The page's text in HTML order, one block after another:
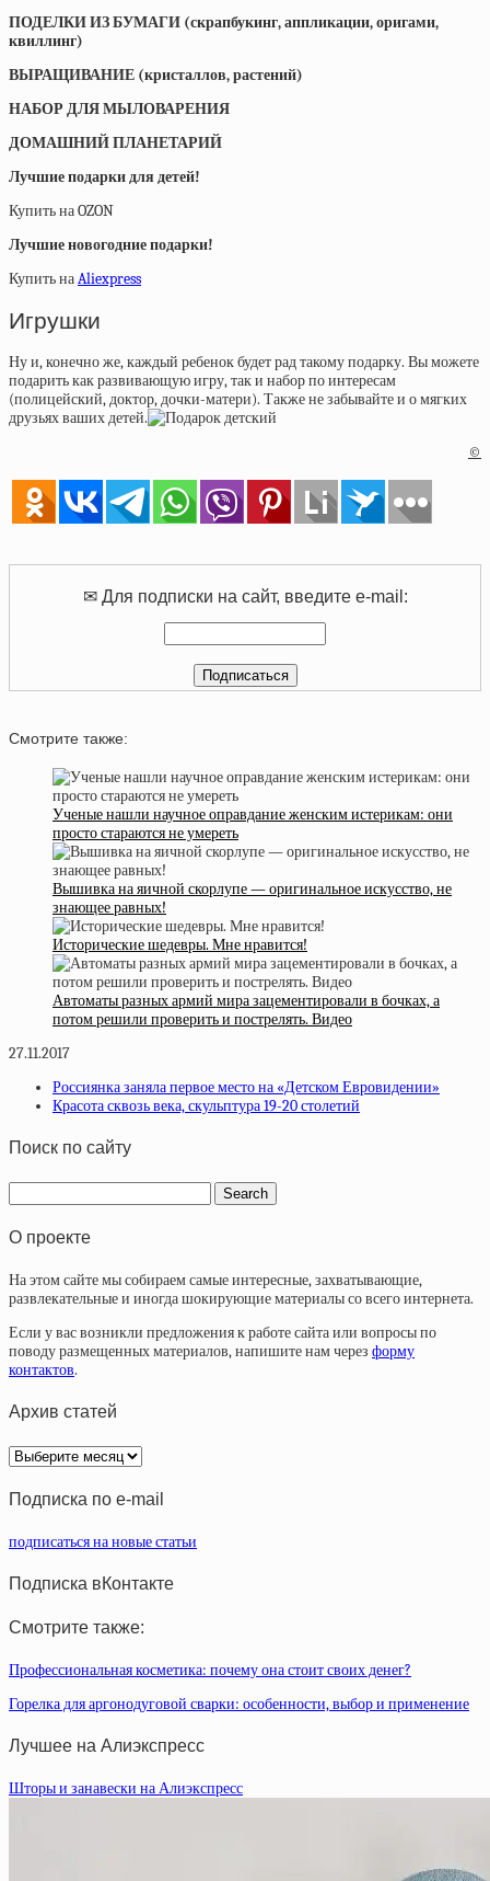
ПОДЕЛКИ ИЗ БУМАГИ (скрапбукинг, аппликации, оригами,
квиллинг)
ВЫРАЩИВАНИЕ (кристаллов, растений)
НАБОР ДЛЯ МЫЛОВАРЕНИЯ
ДОМАШНИЙ ПЛАНЕТАРИЙ
Лучшие подарки для детей!
Купить на OZON
Лучшие новогодние подарки!
Купить наAliexpress
Игрушки
Ну и, конечно же, каждый ребенок будет рад такому подарку. Вы можете
подарить как развивающую игру, так и набор по интересам
(полицейский, доктор, дочки-матери). Также не забывайте и о мягких
друзьях ваших детей.
©
✉ Для подписки на сайт, введите e-mail:
Смотрите также:
Ученые нашли научное оправдание женским истерикам: они
просто стараются не умереть
Вышивка на яичной скорлупе — оригинальное искусство, не
знающее равных!
Исторические шедевры. Мне нравится!
Автоматы разных армий мира зацементировали в бочках, а
потом решили проверить и пострелять. Видео
27.11.2017
Россиянка заняла первое место на «Детском Евровидении»
Красота сквозь века, скульптура 19-20 столетий
Поиск по сайту
О проекте
На этом сайте мы собираем самые интересные, захватывающие,
развлекательные и иногда шокирующие материалы со всего интернета.
Если у вас возникли предложения к работе сайта или вопросы по
поводу размещенных материалов, напишите нам через форму
контактов.
Архив статей
Архив
статей
Подписка по e-mail
подписаться на новые статьи
Подписка вКонтакте
Смотрите также:
Профессиональная косметика: почему она стоит своих денег?
Горелка для аргонодуговой сварки: особенности, выбор и применение
Лучшее на Алиэкспресс
Шторы и занавески на Алиэкспресс